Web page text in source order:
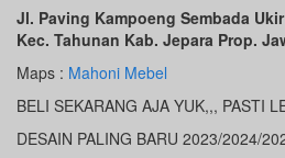
Jl. Paving Kampoeng Sembada
Kec. Tahunan Kab. Jepara Prop.
Maps : Mahoni Mebel
BELI SEKARANG AJA YUK,,, PASTI
DESAIN PALING BARU 2023/2024/